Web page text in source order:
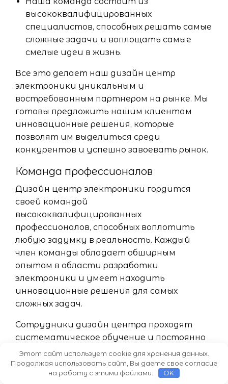
высококвалифицированных
специалистов, способных решать самые
сложные задачи и воплощать самые
смелые идеи в жизнь.
Все это делает наш дизайн центр
электроники уникальным и
востребованным партнером на рынке. Мы
готовы предложить нашим клиентам
инновационные решения, которые
позволят им выделиться среди
конкурентов и успешно завоевать рынок.
Команда профессионалов
Дизайн центр электроники гордится
своей командой
высококвалифицированных
профессионалов, способных воплотить
любую задумку в реальность. Каждый
член команды обладает обширным
опытом в области разработки
электроники и умеет находить
инновационные решения для самых
сложных задач.
Сотрудники дизайн центра проходят
систематическое обучение и постоянно
развиваются, чтобы быть в курсе
последних технологических тенденций.
Они внимательно следят за изменениями
Этот сайт использует cookie для хранения данных.
Продолжая использовать сайт, Вы даете свое согласие
на работу с этими файлами.
OK